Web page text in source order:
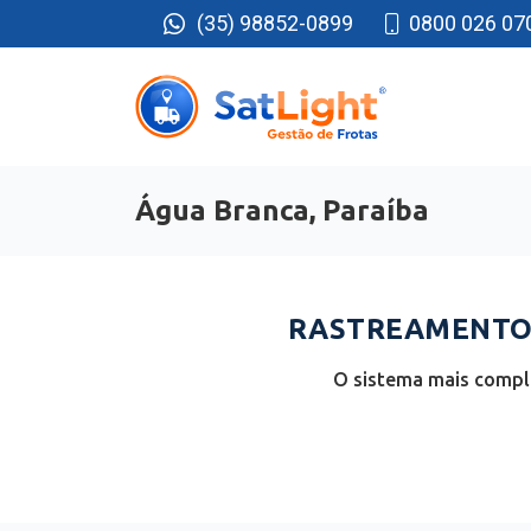
(35) 98852-0899 0800 026
Água Branca, Paraíba
O sistema mais